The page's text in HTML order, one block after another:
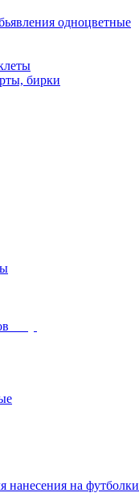
одноцветные
бирки
нанесения на футболки